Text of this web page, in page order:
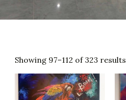
Showing 97–112 of 323 results